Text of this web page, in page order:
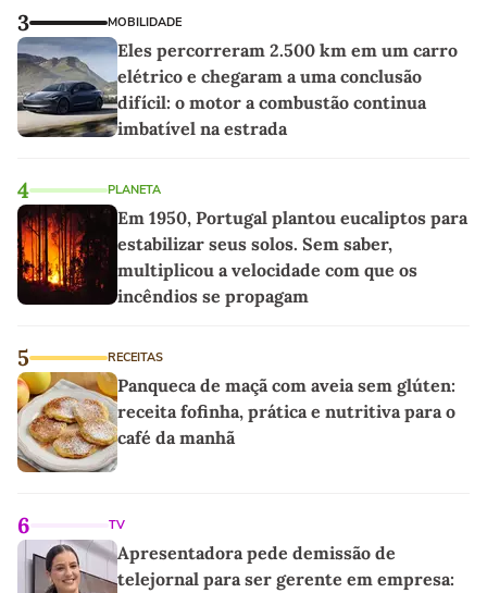
3 MOBILIDADE
Eles percorreram 2.500 km em um carro
elétrico e chegaram a uma conclusão
difícil: o motor a combustão continua
imbatível na estrada
4 PLANETA
Em 1950, Portugal plantou eucaliptos para
estabilizar seus solos. Sem saber,
multiplicou a velocidade com que os
incêndios se propagam
5 RECEITAS
Panqueca de maçã com aveia sem glúten:
receita fofinha, prática e nutritiva para o
café da manhã
6 TV
Apresentadora pede demissão de
telejornal para ser gerente em empresa: